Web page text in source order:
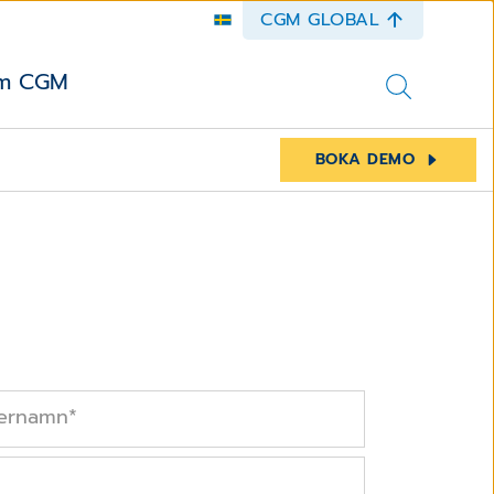
CGM GLOBAL
CGM
BOKA DEMO
*